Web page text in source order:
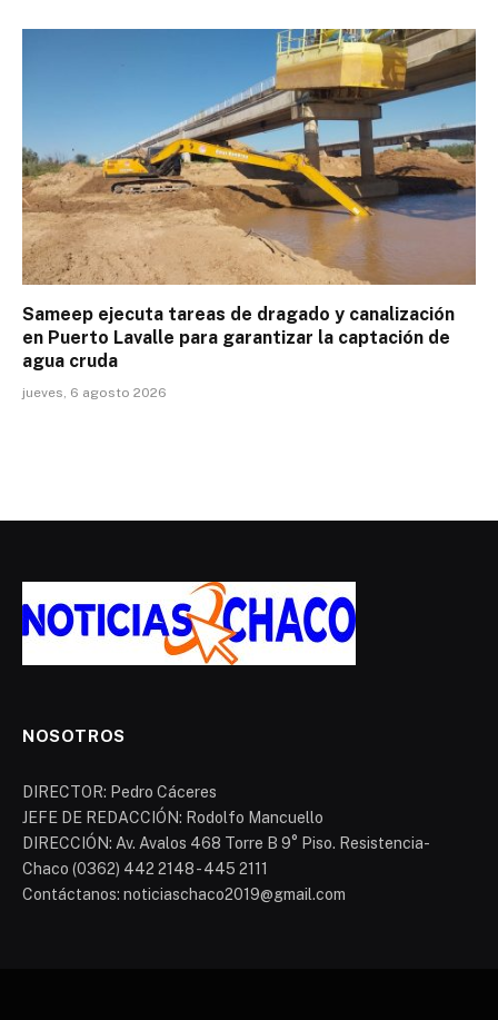
Sameep ejecuta tareas de dragado y canalización
en Puerto Lavalle para garantizar la captación de
agua cruda
jueves, 6 agosto 2026
NOSOTROS
DIRECTOR: Pedro Cáceres
JEFE DE REDACCIÓN: Rodolfo Mancuello
DIRECCIÓN: Av. Avalos 468 Torre B 9° Piso. Resistencia-
Chaco (0362) 442 2148 - 445 2111
Contáctanos: noticiaschaco2019@gmail.com